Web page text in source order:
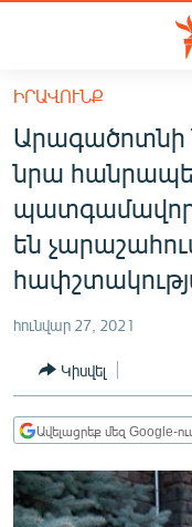
Մատչելիության
հիմնական
բովանդակությանը
Անցնել
հիմնական
մենյուին
Որոնում
ՀԱՅԱՍՏԱՆ
ՔԱՂԱՔԱԿԱՆ
ԸՆՏՐՈՒԹՅՈՒՆՆԵՐ
ԻՐԱՎՈՒՆՔ
ՀԱՍԱՐԱԿՈՒԹՅՈՒՆ
ՂԱՐԱԲԱՂ
ՊԱՏԵՐԱԶՄԻ 6
ՏԱՐԱԾԱՇՐՋԱՆ
ՄԻՋԱԶԳԱՅԻՆ
ԻՐԱՎՈՒՆՔ
նրա
պատգամավոր
են
հունվար 27, 2021
Կիսվել
Ավելացրեք մեզ Google-